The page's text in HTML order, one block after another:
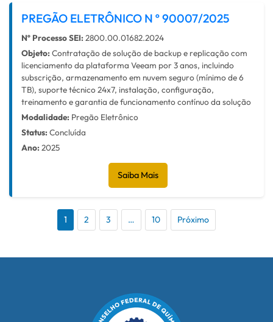
PREGÃO ELETRÔNICO N º 90007/2025
Nº Processo SEI: 2800.00.01682.2024
Objeto: Contratação de solução de backup e replicação com
licenciamento da plataforma Veeam por 3 anos, incluindo
subscrição, armazenamento em nuvem seguro (mínimo de 6
TB), suporte técnico 24x7, instalação, configuração,
treinamento e garantia de funcionamento contínuo da solução
Modalidade: Pregão Eletrônico
Status: Concluída
Ano: 2025
Saiba Mais
1 2 3 … 10 Próximo